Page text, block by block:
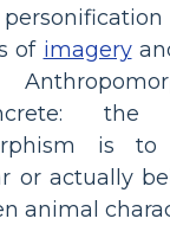
of imagery
is
or actually
animal